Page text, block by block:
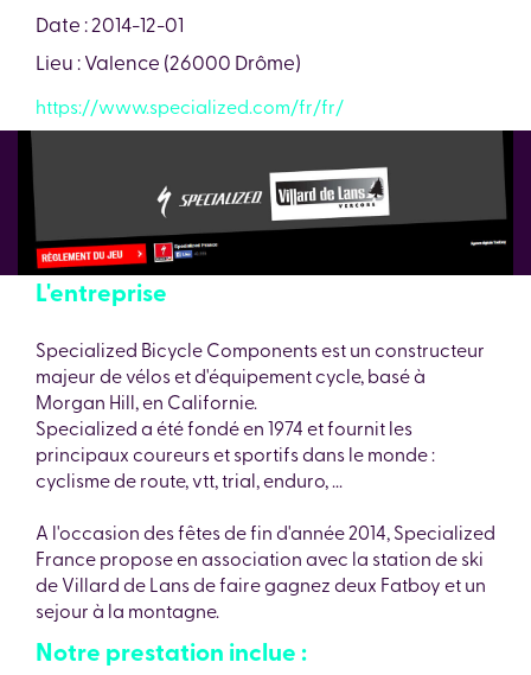
Date : 2014-12-01
Lieu : Valence (26000 Drôme)
https://www.specialized.com/fr/fr/
L'entreprise
Specialized Bicycle Components est un constructeur
majeur de vélos et d'équipement cycle, basé à
Morgan Hill, en Californie.
Specialized a été fondé en 1974 et fournit les
principaux coureurs et sportifs dans le monde :
cyclisme de route, vtt, trial, enduro, ...
A l'occasion des fêtes de fin d'année 2014, Specialized
France propose en association avec la station de ski
de Villard de Lans de faire gagnez deux Fatboy et un
sejour à la montagne.
Notre prestation inclue :